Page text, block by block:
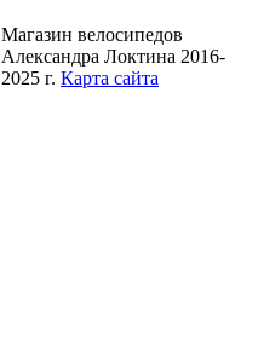
Магазин велосипедов
Александра Локтина 2016-
2025 г. Карта сайта